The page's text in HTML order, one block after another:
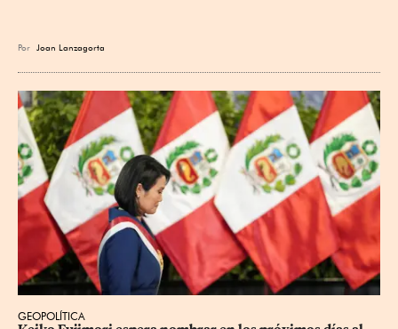
Por Joan Lanzagorta
GEOPOLÍTICA